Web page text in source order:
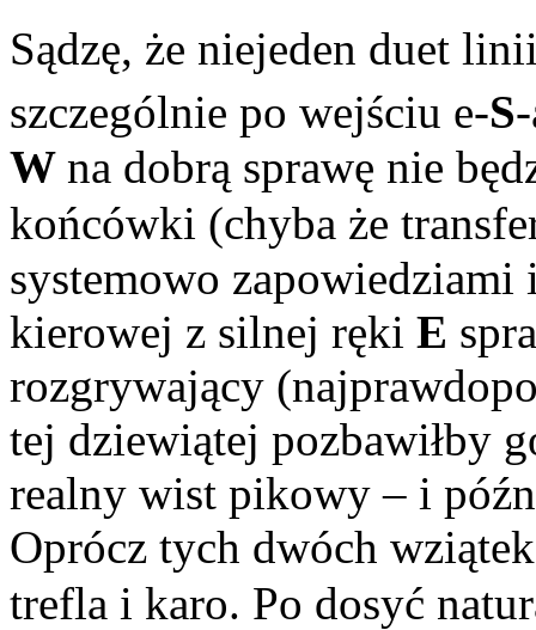
Sądzę, że niejeden duet
szczególnie po wejściu e-S
W na dobrą sprawę nie
końcówki (chyba że
systemowo
kierowej z silnej ręki E
rozgrywający
tej dziewiątej pozbawiłby
realny wist pikowy – i
Oprócz tych dwóch
trefla i karo. Po dosyć